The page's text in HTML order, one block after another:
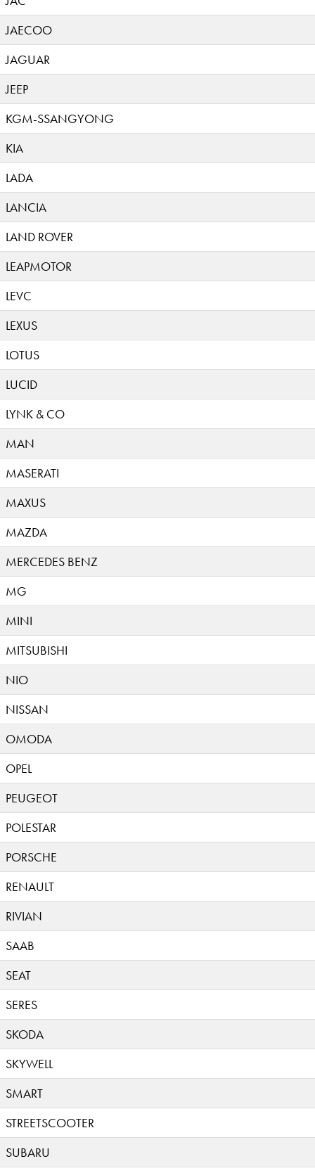
JAECOO
JAGUAR
JEEP
KGM-SSANGYONG
KIA
LADA
LANCIA
LAND ROVER
LEAPMOTOR
LEVC
LEXUS
LOTUS
LUCID
LYNK & CO
MAN
MASERATI
MAXUS
MAZDA
MERCEDES BENZ
MG
MINI
MITSUBISHI
NIO
NISSAN
OMODA
OPEL
PEUGEOT
POLESTAR
PORSCHE
RENAULT
RIVIAN
SAAB
SEAT
SERES
SKODA
SKYWELL
SMART
STREETSCOOTER
SUBARU